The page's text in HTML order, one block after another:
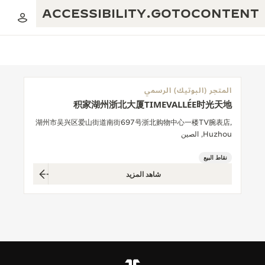
ACCESSIBILITY.GOTOCONTENT
ضمان JAEGER-LECOULTRE
مقهى REVERSO 1931
معرض THE PERPETUAL TIMEKEEPER
التميز: أكثر من 190 عامًا
الإتقان: 235 حِرَفة متخصصة
المتجر (البوتيك) الرسمي
积家湖州浙北大厦TIMEVALLÉE时光天地
湖州市吴兴区爱山街道南街697号浙北购物中心一楼TV腕表店,
Huzhou, الصين
نقاط البيع
شاهد المزيد